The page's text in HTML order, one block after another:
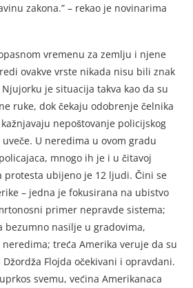
zakona.” – rekao je novinarima
vremenu za zemlju i njene
ovakve vrste nikada nisu bili znak
je situacija takva kao da su
ruke, dok čekaju odobrenje čelnika
nepoštovanje policijskog
U neredima u ovom gradu
mnogo ih je i u čitavoj
protesta ubijeno je 12 ljudi. Čini se
– jedna je fokusirana na ubistvo
primer nepravde sistema;
bezumno nasilje u gradovima,
treća Amerika veruje da su
Flojda očekivani i opravdani.
svemu, većina Amerikanaca